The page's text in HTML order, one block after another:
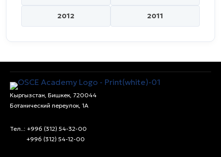
2012 2011
Кыргызстан, Бишкек, 720044
Ботанический переулок, 1А
Тел..: +996 (312) 54-32-00
+996 (312) 54-12-00